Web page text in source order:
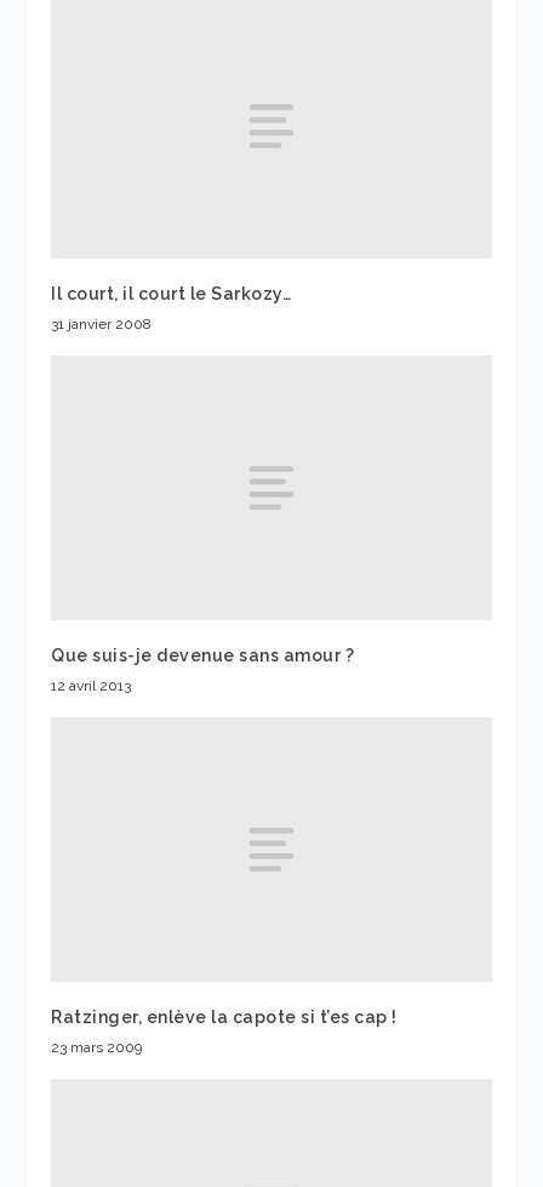
Il court, il court le Sarkozy…
31 janvier 2008
Que suis-je devenue sans amour ?
12 avril 2013
Ratzinger, enlève la capote si t’es cap !
23 mars 2009